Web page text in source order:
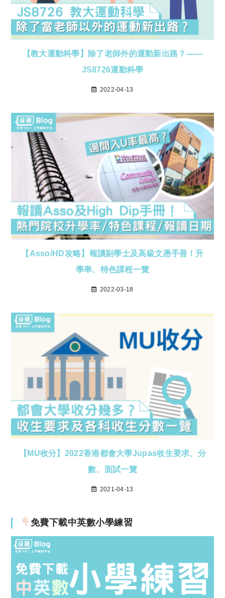
【教大運動科學】除了老師外的運動新出路？——
JS8726運動科學
2022-04-13
【Asso/HD攻略】報讀副學士及高級文憑手冊！升
學率、特色課程一覽
2022-03-18
【MU收分】2022香港都會大學Jupas收生要求、分
數、面試一覽
2021-04-13
免費下載中英數小學練習